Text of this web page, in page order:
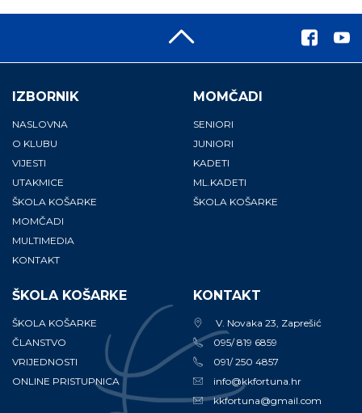
IZBORNIK
NASLOVNA
O KLUBU
VIJESTI
UTAKMICE
ŠKOLA KOŠARKE
MOMČADI
MULTIMEDIA
KONTAKT
MOMČADI
SENIORI
JUNIORI
KADETI
ML.KADETI
ŠKOLA KOŠARKE
ŠKOLA KOŠARKE
ŠKOLA KOŠARKE
ČLANSTVO
VRIJEDNOSTI
ONLINE PRISTUPNICA
KONTAKT
V. Novaka 23, Zaprešić
095/ 819 6859
091/ 250 4857
info@kkfortuna.hr
kkfortuna@gmail.com